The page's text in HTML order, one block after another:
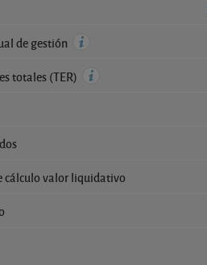
de gestión
totales (TER)
cálculo valor liquidativo